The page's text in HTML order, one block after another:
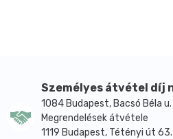
Személyes átvétel díj
1084 Budapest, Bacsó Béla
Megrendelések átvétele
1119 Budapest, Tétényi út